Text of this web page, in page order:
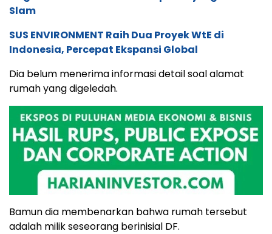
Slam
SUS ENVIRONMENT Raih Dua Proyek WtE di
Indonesia, Percepat Ekspansi Global
Dia belum menerima informasi detail soal alamat
rumah yang digeledah.
Bamun dia membenarkan bahwa rumah tersebut
adalah milik seseorang berinisial DF.